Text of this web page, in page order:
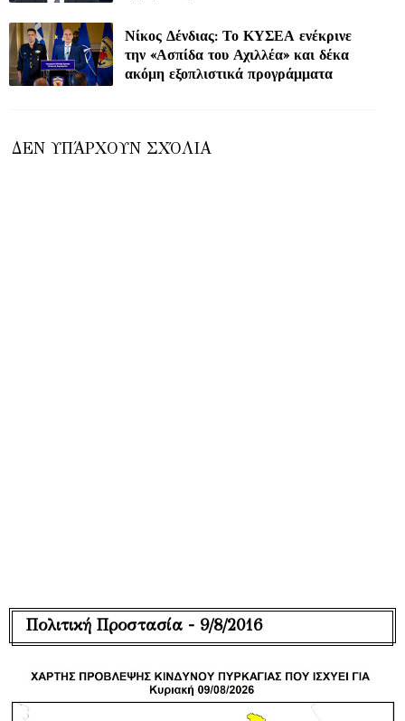
Νίκος Δένδιας: Το ΚΥΣΕΑ ενέκρινε
την «Ασπίδα του Αχιλλέα» και δέκα
ακόμη εξοπλιστικά προγράμματα
ΔΕΝ ΥΠΆΡΧΟΥΝ ΣΧΌΛΙΑ
Πολιτική Προστασία - 9/8/2016